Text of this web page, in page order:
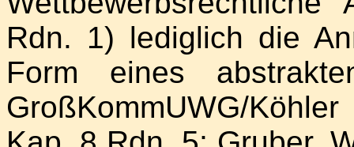
Rdn. 1) lediglich die
Form eines
GroßKommUWG/